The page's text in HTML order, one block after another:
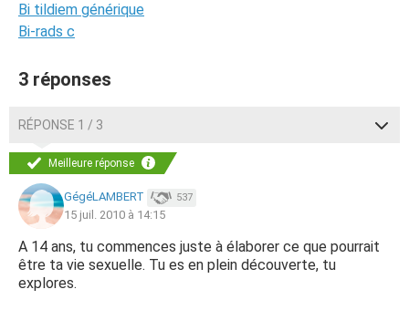
Bi tildiem générique
Bi-rads c
3 réponses
RÉPONSE 1 / 3
Meilleure réponse
GégéLAMBERT 537
15 juil. 2010 à 14:15
A 14 ans, tu commences juste à élaborer ce que pourrait
être ta vie sexuelle. Tu es en plein découverte, tu
explores.